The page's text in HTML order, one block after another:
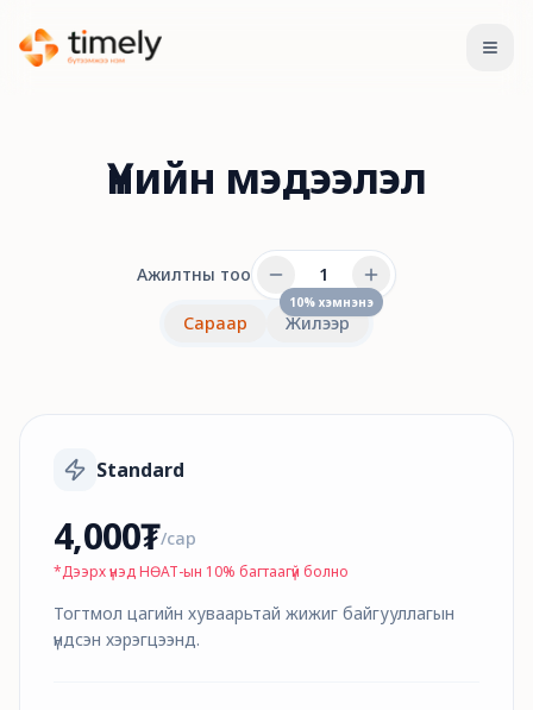
Үнийн мэдээлэл
Ажилтны тоо
Сараар
10% хэмнэнэ
Жилээр
Standard
4,000₮/сар
*Дээрх үнэд НӨАТ-ын 10% багтаагүй болно
Тогтмол цагийн хуваарьтай жижиг байгууллагын
үндсэн хэрэгцээнд.